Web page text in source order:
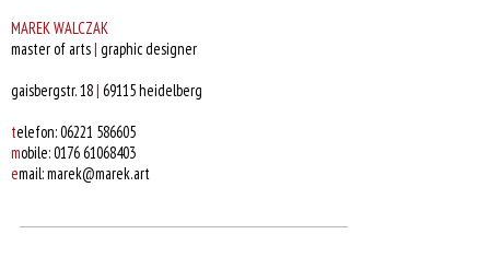
MAREK WALCZAK
master of arts| graphic designer
gaisbergstr. 18| 69115 heidelberg
telefon: 06221 586605
mobile: 0176 61068403
email: marek@marek.art